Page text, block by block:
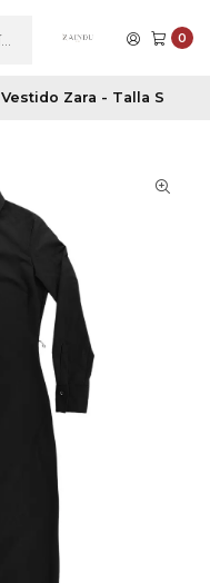
0
Vestido Zara - Talla S